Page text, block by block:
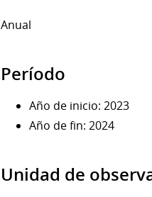
Anual
Período
Año de inicio: 2023
Año de fin: 2024
Unidad de